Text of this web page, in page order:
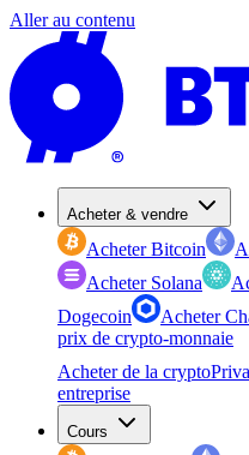
Aller au contenu
Acheter & vendre
Acheter Bitcoin
Acheter Solana
Dogecoin
Acheter
prix de crypto-monnaie
Acheter de la crypto
entreprise
Cours